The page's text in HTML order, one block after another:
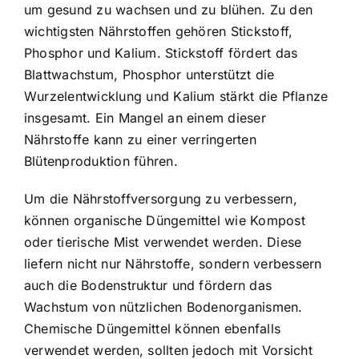
um gesund zu wachsen und zu blühen. Zu den
wichtigsten Nährstoffen gehören Stickstoff,
Phosphor und Kalium. Stickstoff fördert das
Blattwachstum, Phosphor unterstützt die
Wurzelentwicklung und Kalium stärkt die Pflanze
insgesamt. Ein Mangel an einem dieser
Nährstoffe kann zu einer verringerten
Blütenproduktion führen.
Um die Nährstoffversorgung zu verbessern,
können organische Düngemittel wie Kompost
oder tierische Mist verwendet werden. Diese
liefern nicht nur Nährstoffe, sondern verbessern
auch die Bodenstruktur und fördern das
Wachstum von nützlichen Bodenorganismen.
Chemische Düngemittel können ebenfalls
verwendet werden, sollten jedoch mit Vorsicht